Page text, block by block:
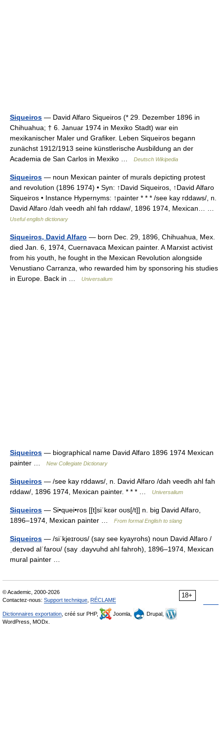
Siqueiros — David Alfaro Siqueiros (* 29. Dezember 1896 in
Chihuahua; † 6. Januar 1974 in Mexiko Stadt) war ein
mexikanischer Maler und Grafiker. Leben Siqueiros begann
zunächst 1912/1913 seine künstlerische Ausbildung an der
Academia de San Carlos in Mexiko …
Deutsch Wikipedia
Siqueiros — noun Mexican painter of murals depicting protest
and revolution (1896 1974) • Syn: ↑David Siqueiros, ↑David Alfaro
Siqueiros • Instance Hypernyms: ↑painter * * * /see kay rddaws/, n.
David Alfaro /dah veedh ahl fah rddaw/, 1896 1974, Mexican… …
Useful english dictionary
Siqueiros, David Alfaro — born Dec. 29, 1896, Chihuahua, Mex.
died Jan. 6, 1974, Cuernavaca Mexican painter. A Marxist activist
from his youth, he fought in the Mexican Revolution alongside
Venustiano Carranza, who rewarded him by sponsoring his studies
in Europe. Back in …
Universalium
Siqueiros — biographical name David Alfaro 1896 1974 Mexican
painter …
New Collegiate Dictionary
Siqueiros — /see kay rddaws/, n. David Alfaro /dah veedh ahl fah
rddaw/, 1896 1974, Mexican painter. * * * …
Universalium
Siqueiros — Si•quei•ros [[t]siˈkɛər oʊs[/t]] n. big David Alfaro,
1896–1974, Mexican painter …
From formal English to slang
Siqueiros — /siˈkjeɪroʊs/ (say see kyayrohs) noun David Alfaro /
ˌdeɪvəd alˈfaroʊ/ (say .dayvuhd ahl fahroh), 1896–1974, Mexican
mural painter …
18+
© Academic, 2000-2026
Contactez-nous: Support technique RÉCLAME
Dictionnaires exportation , créé sur PHP, Joomla,
Drupal,
WordPress, MODx.